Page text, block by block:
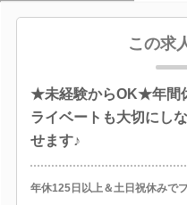
この求
★未経験からOK★年間
ライベートも大切にし
せます♪
年休125日以上＆土日祝休みで